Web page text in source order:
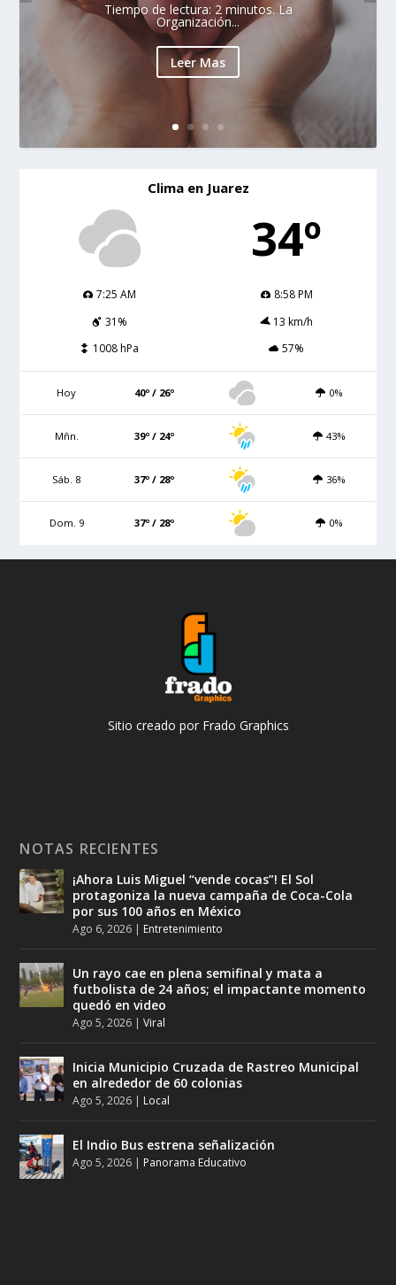
Tiempo de lectura: 2 minutos. La
Organización...
Leer Mas
Clima en Juarez
34º
7:25 AM
8:58 PM
31%
13 km/h
1008 hPa
57%
Hoy 40º / 26º 0%
Mñn. 39º / 24º 43%
Sáb. 8 37º / 28º 36%
Dom. 9 37º / 28º 0%
Sitio creado por Frado Graphics
NOTAS RECIENTES
¡Ahora Luis Miguel “vende cocas”! El Sol
protagoniza la nueva campaña de Coca-Cola
por sus 100 años en México
Ago 6, 2026 | Entretenimiento
Un rayo cae en plena semifinal y mata a
futbolista de 24 años; el impactante momento
quedó en video
Ago 5, 2026 |Viral
Inicia Municipio Cruzada de Rastreo Municipal
en alrededor de 60 colonias
Ago 5, 2026 | Local
El Indio Bus estrena señalización
Ago 5, 2026 | Panorama Educativo